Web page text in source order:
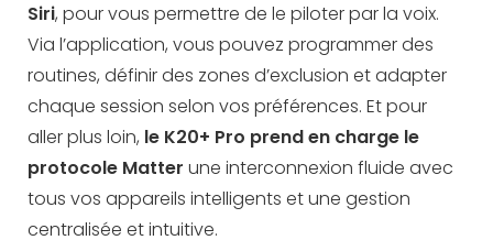
Siri, pour vous permettre de le piloter par la voix.
Via l’application, vous pouvez programmer des
routines, définir des zones d’exclusion et adapter
chaque session selon vos préférences. Et pour
aller plus loin, le K20+ Pro prend en charge le
protocole Matter une interconnexion fluide avec
tous vos appareils intelligents et une gestion
centralisée et intuitive.